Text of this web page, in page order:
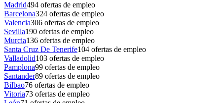
Madrid494 ofertas de empleo
Barcelona324 ofertas de empleo
Valencia306 ofertas de empleo
Sevilla190 ofertas de empleo
Murcia136 ofertas de empleo
Santa Cruz De Tenerife104 ofertas de empleo
Valladolid103 ofertas de empleo
Pamplona99 ofertas de empleo
Santander89 ofertas de empleo
Bilbao76 ofertas de empleo
Vitoria73 ofertas de empleo